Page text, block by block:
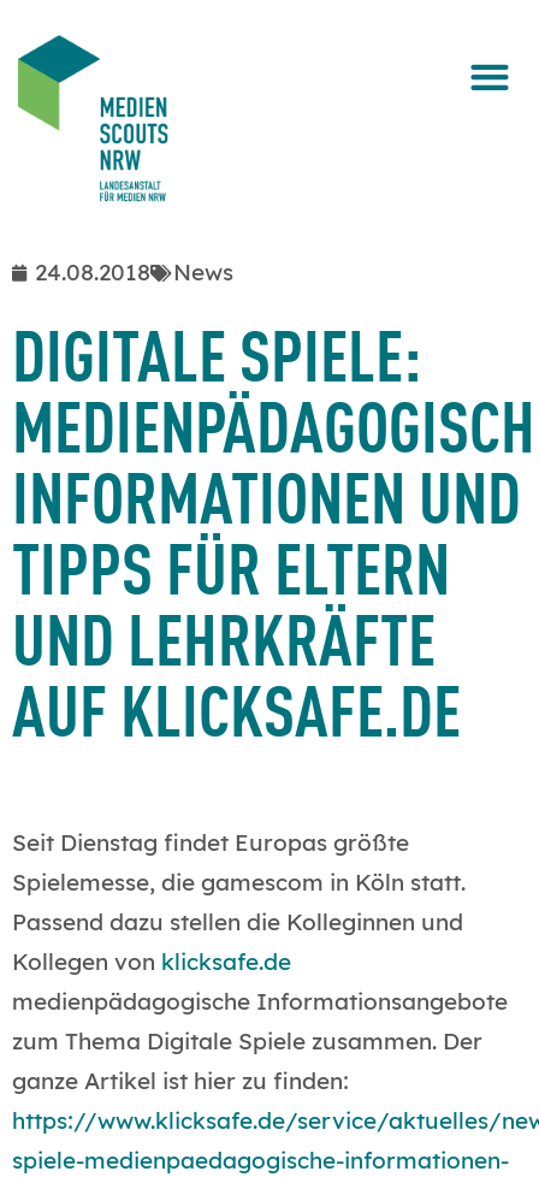
24.08.2018 News
DIGITALE SPIELE:
INFORMATIONEN UND
TIPPS FÜR ELTERN
UND LEHRKRÄFTE
AUF KLICKSAFE.DE
Seit Dienstag findet Europas größte
Spielemesse, die gamescom in Köln statt.
Passend dazu stellen die Kolleginnen und
Kollegen von klicksafe.de
medienpädagogische Informationsangebote
zum Thema Digitale Spiele zusammen. Der
ganze Artikel ist hier zu finden:
https://www.klicksafe.de/service/aktuelles/
spiele-medienpaedagogische-informationen-